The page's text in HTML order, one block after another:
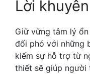
Lời
Giữ vững tâm lý
đối phó với những
kiếm sự hỗ trợ từ
thiết sẽ giúp người